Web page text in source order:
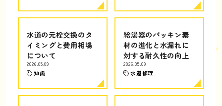
水道の元栓交換のタ
イミングと費用相場
について
2026.05.09
知識
給湯器のパッキン素
材の進化と水漏れに
対する耐久性の向上
2026.05.09
水道修理